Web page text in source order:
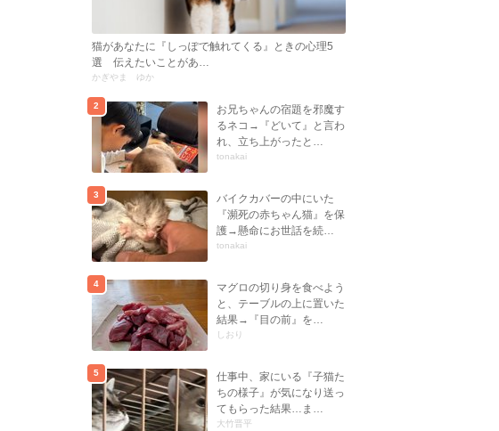
猫があなたに『しっぽで触れてくる』ときの心理5
選 伝えたいことがあ…
かぎやま ゆか
2
お兄ちゃんの宿題を邪魔す
るネコ→『どいて』と言わ
れ、立ち上がったと…
tonakai
3
バイクカバーの中にいた
『瀕死の赤ちゃん猫』を保
護→懸命にお世話を続…
tonakai
4
マグロの切り身を食べよう
と、テーブルの上に置いた
結果→『目の前』を…
しおり
5
仕事中、家にいる『子猫た
ちの様子』が気になり送っ
てもらった結果…ま…
大竹晋平